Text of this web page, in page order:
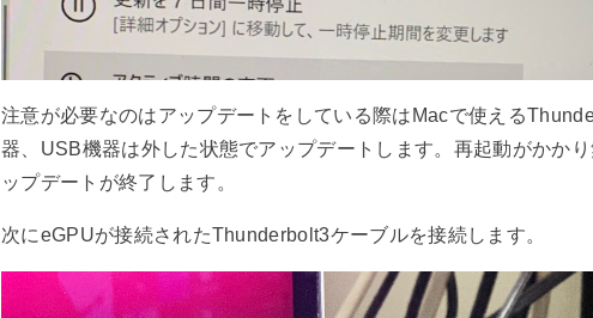
注意が必要なのはアップデートをしている際はMacで使える
器、USB機器は外した状態でアップデートします。再起動がかか
ップデートが終了します。
次にeGPUが接続されたThunderbolt3ケーブルを接続します。